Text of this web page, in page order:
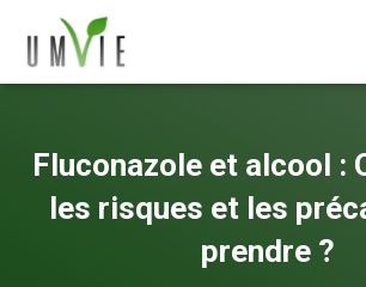
Fluconazole et alcool :
les risques et les
prendre ?